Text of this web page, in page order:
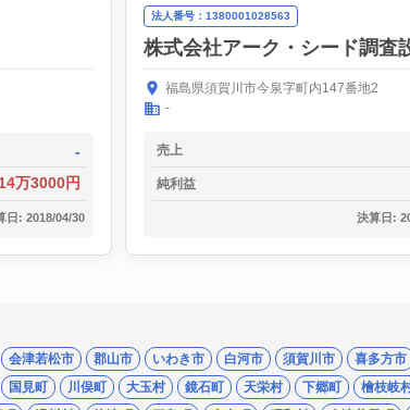
-
万3000円
日: 2018/04/30
法人番号：1380001028563
株式会社アーク・シード調査
福島県須賀川市今泉字町内147番地2
-
売上
純利益
決算日:
会津若松市 郡山市 いわき市 白河市 須賀川市 喜多方市
国見町 川俣町 大玉村 鏡石町 天栄村 下郷町 檜枝岐